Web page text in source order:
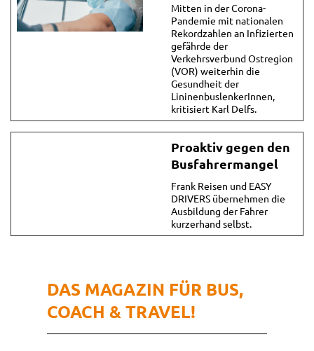
Mitten in der Corona-
Pandemie mit nationalen
Rekordzahlen an Infizierten
gefährde der
Verkehrsverbund Ostregion
(VOR) weiterhin die
Gesundheit der
LininenbuslenkerInnen,
kritisiert Karl Delfs.
Proaktiv gegen den
Busfahrermangel
Frank Reisen und EASY
DRIVERS übernehmen die
Ausbildung der Fahrer
kurzerhand selbst.
DAS MAGAZIN FÜR BUS,
COACH & TRAVEL!